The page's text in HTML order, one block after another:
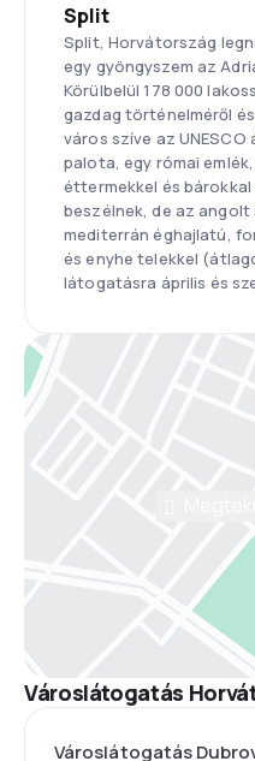
Split
Split, Horvátország
egy gyöngyszem az
Körülbelül 178 000
gazdag történelméről
város szíve az
palota, egy római
éttermekkel és
beszélnek, de az
mediterrán éghajlatú,
és enyhe telekkel
látogatásra április és
Városlátogatás
Városlátogatás